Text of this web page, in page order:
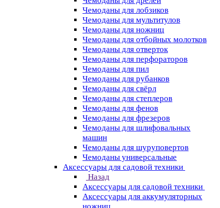
Чемоданы для лобзиков
Чемоданы для мультитулов
Чемоданы для ножниц
Чемоданы для отбойных молотков
Чемоданы для отверток
Чемоданы для перфораторов
Чемоданы для пил
Чемоданы для рубанков
Чемоданы для свёрл
Чемоданы для степлеров
Чемоданы для фенов
Чемоданы для фрезеров
Чемоданы для шлифовальных
машин
Чемоданы для шуруповертов
Чемоданы универсальные
Аксессуары для садовой техники
Назад
Аксессуары для садовой техники
Аксессуары для аккумуляторных